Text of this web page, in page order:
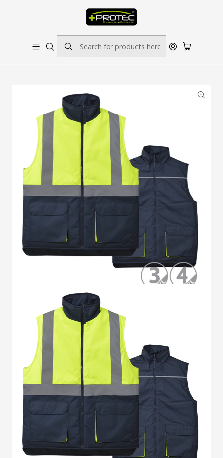
SOLICITE ORÇAMENTO PARA ESTAMPADOS/BORDADOS // SINALÉTICA:
OUTRAS DIMENSÕES SOB CONSULTA
Home Vestuário de Segurança
Colete A.V. OREGON ( REVERSIVEL )